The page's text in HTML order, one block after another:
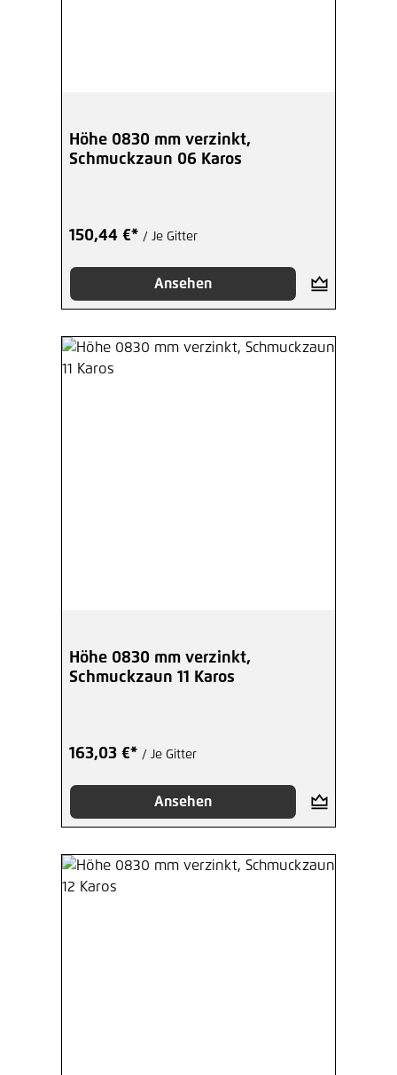
Höhe 0830 mm verzinkt,
Schmuckzaun 06 Karos
150,44 €* / Je Gitter
Ansehen
Höhe 0830 mm verzinkt,
Schmuckzaun 11 Karos
163,03 €* / Je Gitter
Ansehen